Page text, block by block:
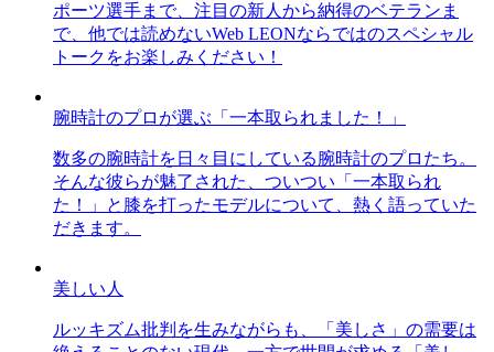
ポーツ選手まで、注目の新人から納得のベテランま
で、他では読めないWeb LEONならではのスペシャル
トークをお楽しみください！
腕時計のプロが選ぶ「一本取られました！」
数多の腕時計を日々目にしている腕時計のプロたち。
そんな彼らが魅了された、ついつい「一本取られ
た！」と膝を打ったモデルについて、熱く語っていた
だきます。
美しい人
ルッキズム批判を生みながらも、「美しさ」の需要は